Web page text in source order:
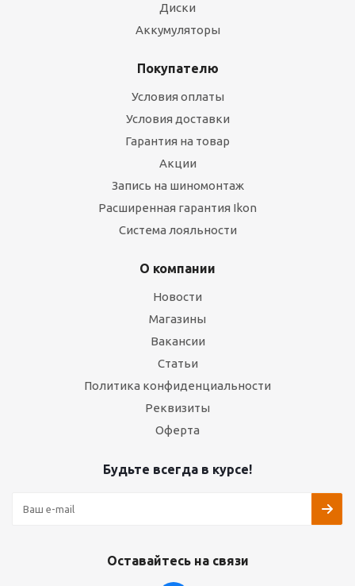
Диски
Аккумуляторы
Покупателю
Условия оплаты
Условия доставки
Гарантия на товар
Акции
Запись на шиномонтаж
Расширенная гарантия Ikon
Система лояльности
О компании
Новости
Магазины
Вакансии
Статьи
Политика конфиденциальности
Реквизиты
Оферта
Будьте всегда в курсе!
Оставайтесь на связи